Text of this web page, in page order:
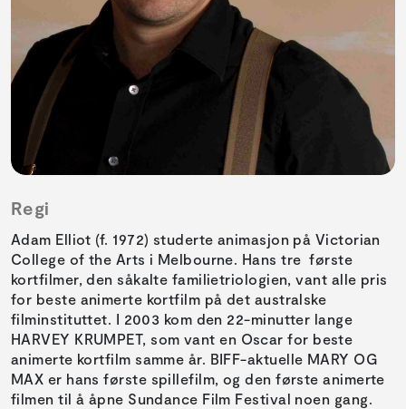
Regi
Adam Elliot (f. 1972) studerte animasjon på Victorian
College of the Arts i Melbourne. Hans tre første
kortfilmer, den såkalte familietriologien, vant alle pris
for beste animerte kortfilm på det australske
filminstituttet. I 2003 kom den 22-minutter lange
HARVEY KRUMPET, som vant en Oscar for beste
animerte kortfilm samme år. BIFF-aktuelle MARY OG
MAX er hans første spillefilm, og den første animerte
filmen til å åpne Sundance Film Festival noen gang.